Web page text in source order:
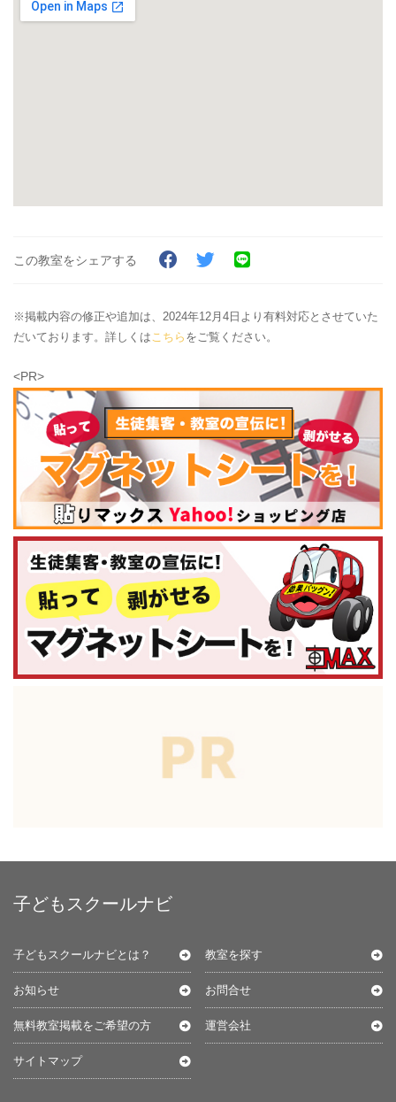
この教室をシェアする
※掲載内容の修正や追加は、2024年12月4日より有料対応とさせていた
だいております。詳しくはこちら をご覧ください。
<PR>
子どもスクールナビ
子どもスクールナビとは？ 教室を探す
お知らせ お問合せ
無料教室掲載をご希望の方 運営会社
サイトマップ